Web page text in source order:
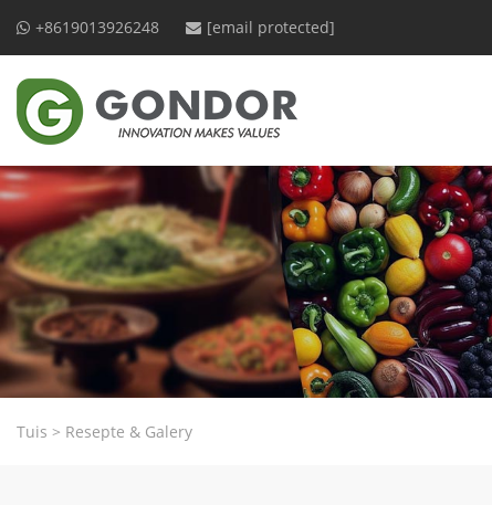
+8619013926248 [email protected]
Tuis > Resepte & Galery